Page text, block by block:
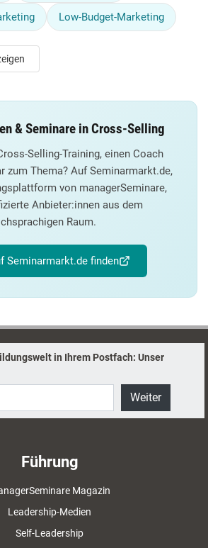
Low-Budget-Marketing
& Seminare in Cross-Selling
Selling-Training, einen Coach
zum Thema? Auf Seminarmarkt.de,
von managerSeminare,
Anbieter:innen aus dem
Raum.
Seminarmarkt.de finden
in Ihrem Postfach: Unser
Weiter
Führung
Magazin
Leadership-Medien
Self-Leadership